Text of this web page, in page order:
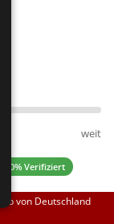
weit
Verifiziert
von Deutschland